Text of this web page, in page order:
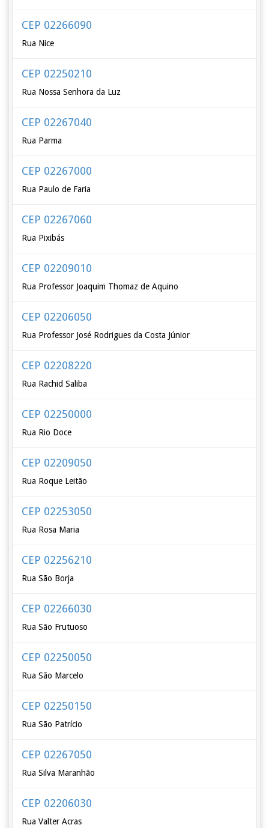
CEP 02266090
Rua Nice
CEP 02250210
Rua Nossa Senhora da Luz
CEP 02267040
Rua Parma
CEP 02267000
Rua Paulo de Faria
CEP 02267060
Rua Pixibás
CEP 02209010
Rua Professor Joaquim Thomaz de Aquino
CEP 02206050
Rua Professor José Rodrigues da Costa Júnior
CEP 02208220
Rua Rachid Saliba
CEP 02250000
Rua Rio Doce
CEP 02209050
Rua Roque Leitão
CEP 02253050
Rua Rosa Maria
CEP 02256210
Rua São Borja
CEP 02266030
Rua São Frutuoso
CEP 02250050
Rua São Marcelo
CEP 02250150
Rua São Patrício
CEP 02267050
Rua Silva Maranhão
CEP 02206030
Rua Valter Acras